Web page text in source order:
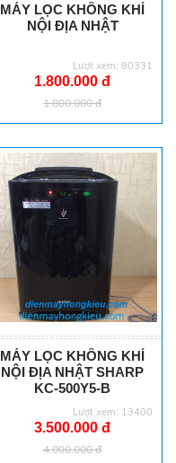
MÁY LỌC KHÔNG KHÍ
NỘI ĐỊA NHẬT
Lượt xem: 80331
1.800.000 đ
1.800.000 đ
MÁY LỌC KHÔNG KHÍ
NỘI ĐỊA NHẬT SHARP
KC-500Y5-B
Lượt xem: 13400
3.500.000 đ
4.000.000 đ